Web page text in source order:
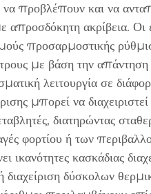
προβλέπουν και να
απροσδόκητη ακρίβεια. Οι
προσαρμοστικής
με βάση την απάντηση
λειτουργία σε
μπορεί να
διατηρώντας
φορτίου ή των
κασκάδιας
διαχείριση δύσκολων